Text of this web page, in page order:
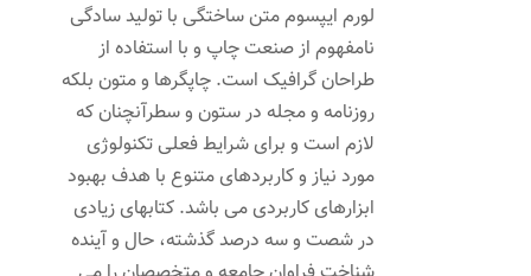
لورم ایپسوم متن ساختگی با تولید سادگی
نامفهوم از صنعت چاپ و با استفاده از
طراحان گرافیک است. چاپگرها و متون بلکه
روزنامه و مجله در ستون و سطرآنچنان که
لازم است و برای شرایط فعلی تکنولوژی
مورد نیاز و کاربردهای متنوع با هدف بهبود
ابزارهای کاربردی می باشد. کتابهای زیادی
در شصت و سه درصد گذشته، حال و آینده